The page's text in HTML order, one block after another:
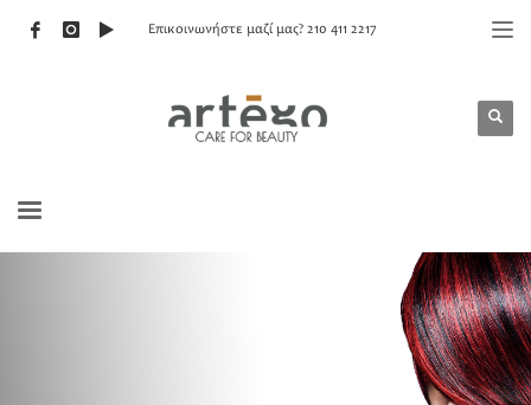
Επικοινωνήστε μαζί μας? 210 411 2217